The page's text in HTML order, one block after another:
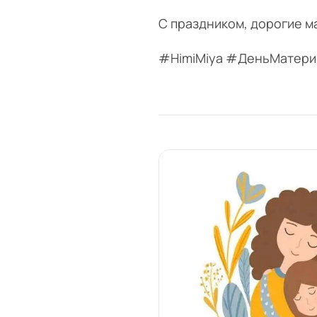
С праздником, дорогие
#HimiMiya #ДеньМатери